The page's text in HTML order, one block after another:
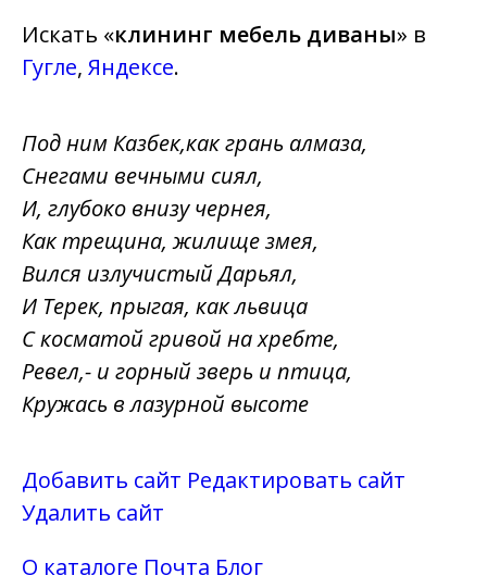
Искать «клининг мебель диваны» в
Гугле, Яндексе.
Под ним Казбек,как грань алмаза,
Снегами вечными сиял,
И, глубоко внизу чернея,
Как трещина, жилище змея,
Вился излучистый Дарьял,
И Терек, прыгая, как львица
С косматой гривой на хребте,
Ревел,- и горный зверь и птица,
Кружась в лазурной высоте
Добавить сайт Редактировать сайт
Удалить сайт
О каталоге Почта Блог